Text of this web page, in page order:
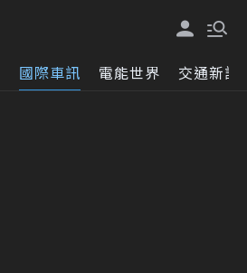
國際車訊 電能世界 交通新訊